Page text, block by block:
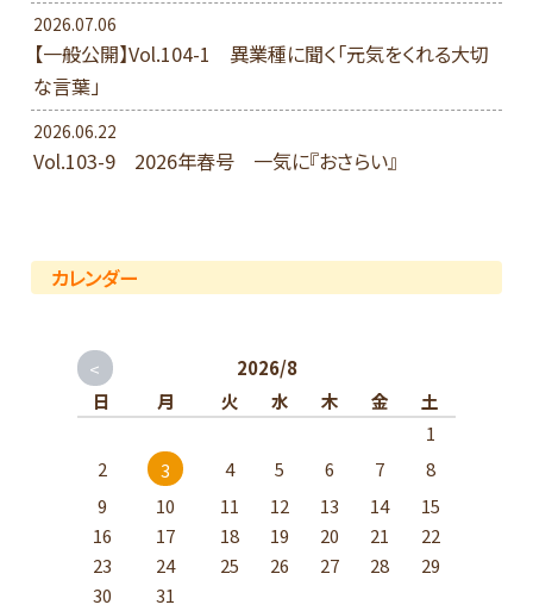
2026.07.06
【一般公開】Vol.104-1 異業種に聞く「元気をくれる大切
な言葉」
2026.06.22
Vol.103-9 2026年春号 一気に『おさらい』
カレンダー
<
2026/8
日
月 火 水 木 金
土
1
2
3 4 5 6 7
8
9
10 11 12 13 14
15
16
17 18 19 20 21
22
23
24 25 26 27 28
29
30
31